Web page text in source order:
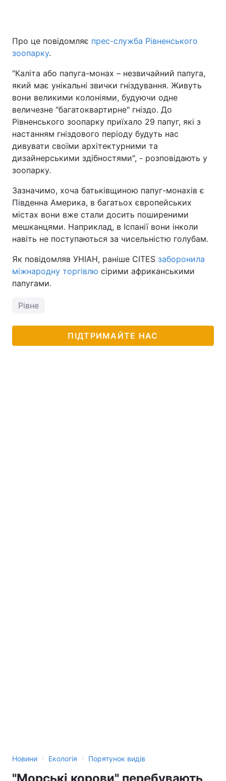
Про це повідомляє прес-служба Рівненського
зоопарку.
"Каліта або папуга-монах – незвичайний папуга,
який має унікальні звички гніздування. Живуть
вони великими колоніями, будуючи одне
величезне "багатоквартирне" гніздо. До
Рівненського зоопарку приїхало 29 папуг, які з
настанням гніздового періоду будуть нас
дивувати своїми архітектурними та
дизайнерськими здібностями", - розповідають у
зоопарку.
Зазначимо, хоча батьківщиною папуг-монахів є
Південна Америка, в багатьох європейських
містах вони вже стали досить поширеними
мешканцями. Наприклад, в Іспанії вони інколи
навіть не поступаються за чисельністю голубам.
Як повідомляв УНІАН, раніше СІТЕЅ заборонила
міжнародну торгівлю сірими африканськими
папугами.
Рівне
ПІДТРИМАЙТЕ НАС
Новини › Екологія › Порятунок видів